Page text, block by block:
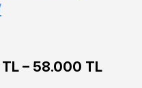
– 58.000 TL